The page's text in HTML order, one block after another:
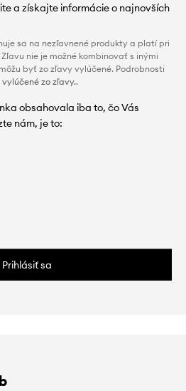
a získajte informácie o najnovších
sa na nezľavnené produkty a platí pri
nie je možné kombinovať s inými
byť zo zľavy vylúčené. Podrobnosti
vylúčené zo zľavy..
obsahovala iba to, čo Vás
nám, je to:
Prihlásiť sa